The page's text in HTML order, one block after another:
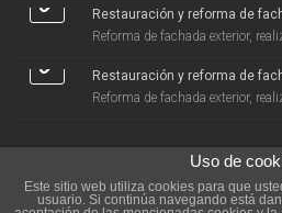
Restauración y reforma de
Reforma de fachada exterior,
Restauración y reforma de
Reforma de fachada exterior,
Uso de
Este sitio web utiliza cookies para que
usuario. Si continúa navegando está